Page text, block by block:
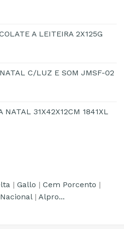
A LEITEIRA 2X125G
NATAL C/LUZ E SOM JMSF-02
NATAL 31X42X12CM 1841XL
| Gallo | Cem Porcento |
Nacional| Alpro...